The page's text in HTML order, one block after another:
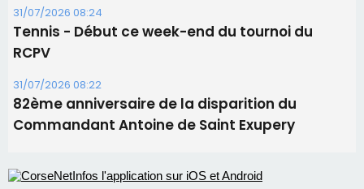
31/07/2026 08:24
Tennis - Début ce week-end du tournoi du
RCPV
31/07/2026 08:22
82ème anniversaire de la disparition du
Commandant Antoine de Saint Exupery